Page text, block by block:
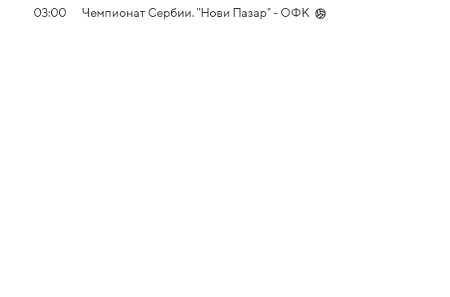
03:00
Чемпионат Сербии. "Нови Пазар" - ОФК